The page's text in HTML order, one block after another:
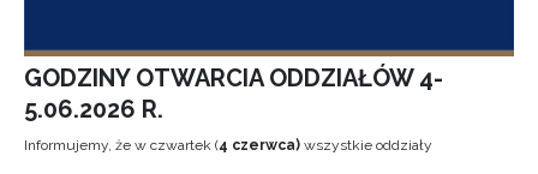
GODZINY OTWARCIA ODDZIAŁÓW 4-
5.06.2026 R.
Informujemy, że w czwartek (4 czerwca) wszystkie oddziały